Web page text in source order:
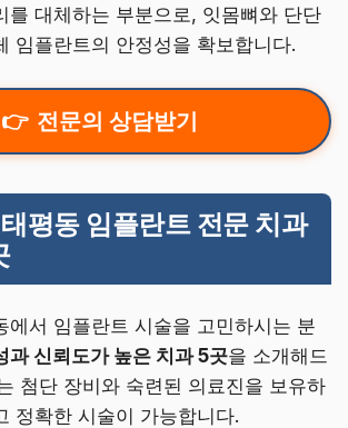
를 대체하는 부분으로, 잇몸뼈와 단단
임플란트의 안정성을 확보합니다.
전문의 상담받기
평동 임플란트 전문 치과
에서 임플란트 시술을 고민하시는 분
과 신뢰도가 높은 치과 5곳을 소개해드
첨단 장비와 숙련된 의료진을 보유하
정확한 시술이 가능합니다.